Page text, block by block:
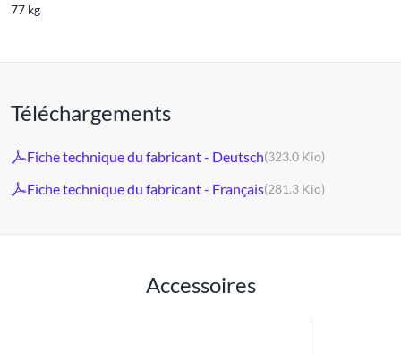
77 kg
Téléchargements
Fiche technique du fabricant - Deutsch(323.0 Kio)
Fiche technique du fabricant - Français(281.3 Kio)
Accessoires